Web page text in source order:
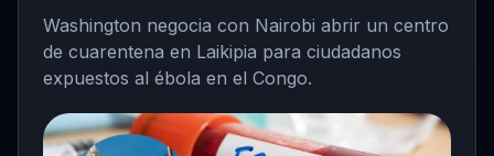
Washington negocia con Nairobi abrir un centro
de cuarentena en Laikipia para ciudadanos
expuestos al ébola en el Congo.